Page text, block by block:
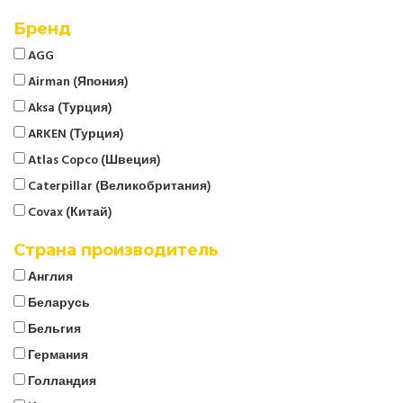
Бренд
AGG
Airman (Япония)
Aksa (Турция)
ARKEN (Турция)
Atlas Copco (Швеция)
Caterpillar (Великобритания)
Covax (Китай)
Cummins (Великобритания)
Страна производитель
Англия
Беларусь
Бельгия
Германия
Голландия